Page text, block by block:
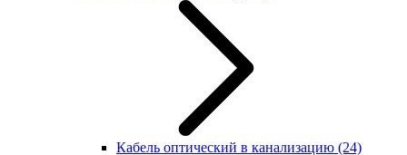
Кабель оптический в канализацию (24)